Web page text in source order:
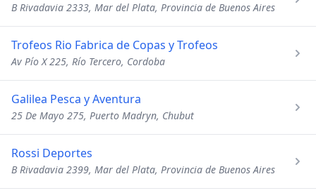
B Rivadavia 2333, Mar del Plata, Provincia de Buenos Aires
Trofeos Rio Fabrica de Copas y Trofeos
Av Pío X 225, Río Tercero, Cordoba
Galilea Pesca y Aventura
25 De Mayo 275, Puerto Madryn, Chubut
Rossi Deportes
B Rivadavia 2399, Mar del Plata, Provincia de Buenos Aires